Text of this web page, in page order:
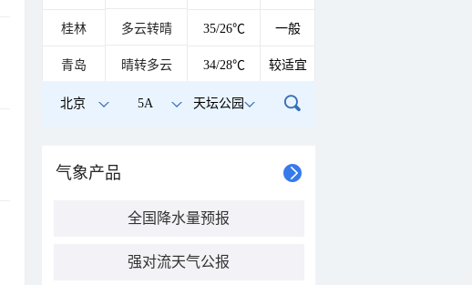
桂林 多云转晴 35/26℃ 一般
青岛 晴转多云 34/28℃ 较适宜
北京 5A 天坛公园
气象产品
全国降水量预报
强对流天气公报